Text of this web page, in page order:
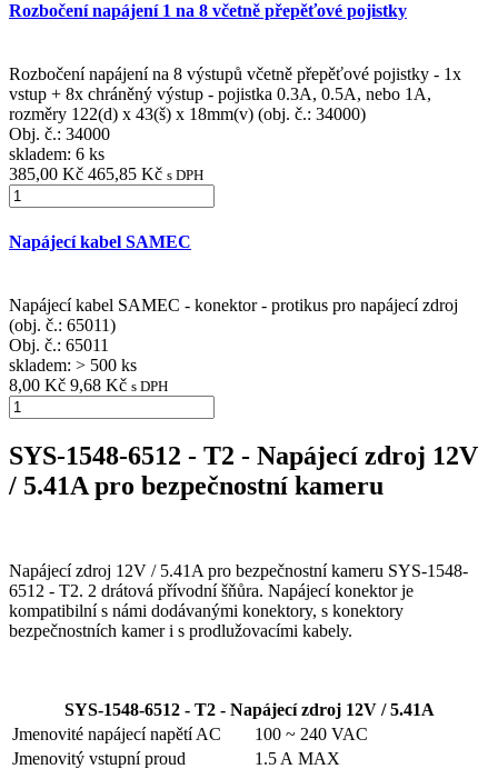
Rozbočení napájení 1 na 8 včetně přepěťové pojistky
Rozbočení napájení na 8 výstupů včetně přepěťové pojistky - 1x
vstup + 8x chráněný výstup - pojistka 0.3A, 0.5A, nebo 1A,
rozměry 122(d) x 43(š) x 18mm(v) (obj. č.: 34000)
Obj. č.: 34000
skladem: 6 ks
385,00 Kč 465,85 Kč s DPH
Napájecí kabel SAMEC
Napájecí kabel SAMEC - konektor - protikus pro napájecí zdroj
(obj. č.: 65011)
Obj. č.: 65011
skladem: > 500 ks
8,00 Kč 9,68 Kč s DPH
SYS-1548-6512 - T2 - Napájecí zdroj 12V
/ 5.41A pro bezpečnostní kameru
Napájecí zdroj 12V / 5.41A pro bezpečnostní kameru SYS-1548-
6512 - T2. 2 drátová přívodní šňůra. Napájecí konektor je
kompatibilní s námi dodávanými konektory, s konektory
bezpečnostních kamer i s prodlužovacími kabely.
SYS-1548-6512 - T2 - Napájecí zdroj 12V / 5.41A
Jmenovité napájecí napětí AC
100 ~ 240 VAC
Jmenovitý vstupní proud
1.5 A MAX